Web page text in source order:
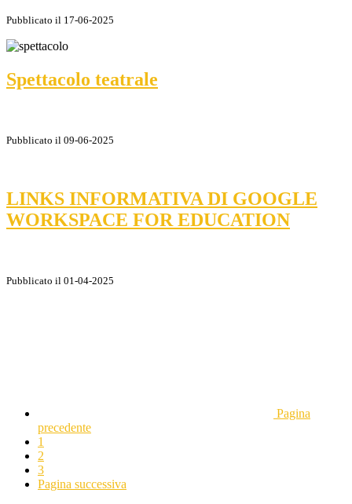
Pubblicato il 17-06-2025
Spettacolo teatrale
Pubblicato il 09-06-2025
LINKS INFORMATIVA DI GOOGLE
WORKSPACE FOR EDUCATION
Pubblicato il 01-04-2025
Pagina
precedente
1
2
3
Pagina successiva